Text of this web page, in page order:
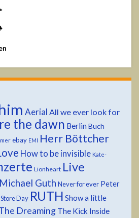
Aerial All we ever look for
the dawn Berlin Buch
ebay EMI Herr Böttcher
How to be invisible Kate-
Lionheart Live
Michael Guth Never for ever Peter
Day RUTH Show a little
Dreaming The Kick Inside